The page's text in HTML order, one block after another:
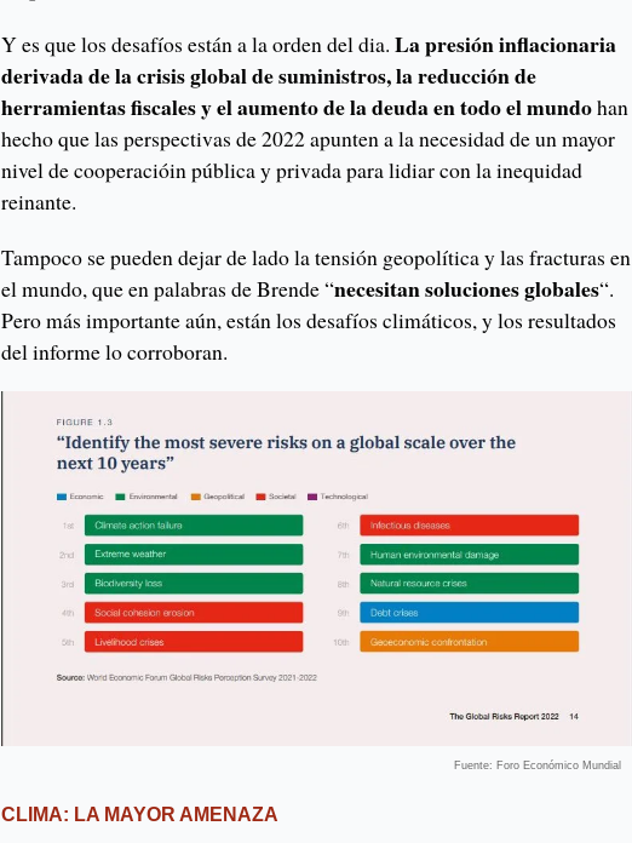
Y es que los desafíos están a la orden del dia.La presión inflacionaria
derivada de la crisis global de suministros, la reducción de
herramientas fiscales y el aumento de la deuda en todo el mundohan
hecho que las perspectivas de 2022 apunten a la necesidad de un mayor
nivel de cooperacióin pública y privada para lidiar con la inequidad
reinante.
Tampoco se pueden dejar de lado la tensión geopolítica y las fracturas en
el mundo, que en palabras de Brende “necesitan soluciones globales“.
Pero más importante aún, están los desafíos climáticos, y los resultados
del informe lo corroboran.
Fuente: Foro Económico Mundial
CLIMA: LA MAYOR AMENAZA